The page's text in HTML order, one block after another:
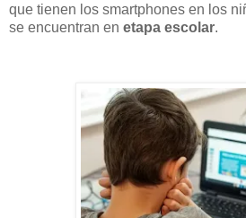
que tienen los smartphones en los
se encuentran en etapa escolar.